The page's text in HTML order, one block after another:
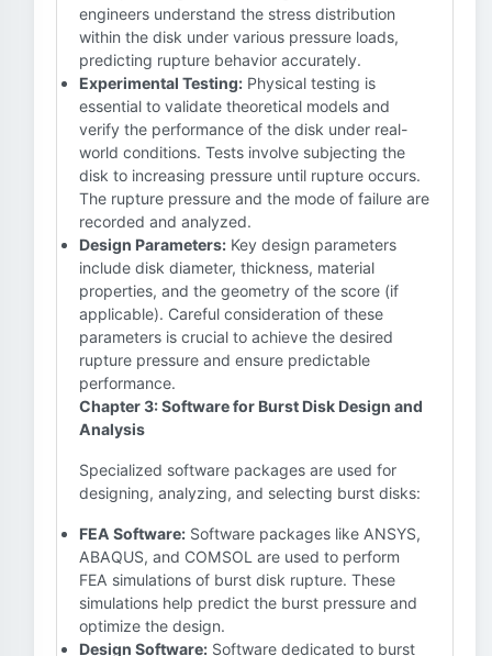
engineers understand the stress distribution
within the disk under various pressure loads,
predicting rupture behavior accurately.
Experimental Testing: Physical testing is
essential to validate theoretical models and
verify the performance of the disk under real-
world conditions. Tests involve subjecting the
disk to increasing pressure until rupture occurs.
The rupture pressure and the mode of failure are
recorded and analyzed.
Design Parameters: Key design parameters
include disk diameter, thickness, material
properties, and the geometry of the score (if
applicable). Careful consideration of these
parameters is crucial to achieve the desired
rupture pressure and ensure predictable
performance.
Chapter 3: Software for Burst Disk Design and
Analysis
Specialized software packages are used for
designing, analyzing, and selecting burst disks:
FEA Software: Software packages like ANSYS,
ABAQUS, and COMSOL are used to perform
FEA simulations of burst disk rupture. These
simulations help predict the burst pressure and
optimize the design.
Design Software: Software dedicated to burst